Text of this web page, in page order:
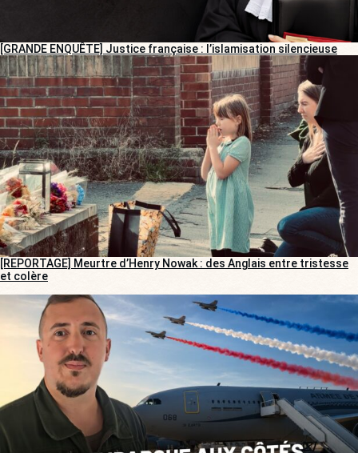
[GRANDE ENQUÊTE] Justice française : l’islamisation silencieuse
[REPORTAGE] Meurtre d’Henry Nowak : des Anglais entre tristesse
et colère